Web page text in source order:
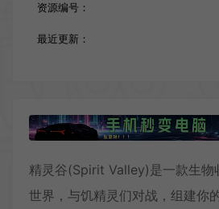
资源编号：
最近更新：
精灵谷(Spirit Valley)是一款生物
世界，与饥精灵们对战，组建你